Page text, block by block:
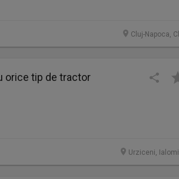
Cluj-Napoca,
orice tip de tractor
Urziceni,